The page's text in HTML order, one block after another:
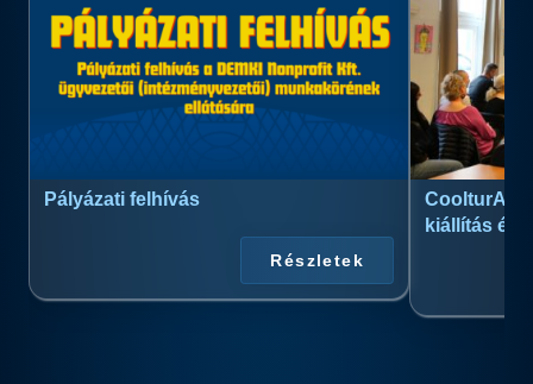
Pályázati felhívás
Részletek
kiállítás és